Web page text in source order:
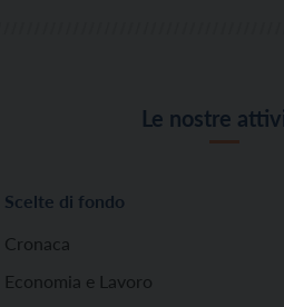
Le nostre
Scelte di fondo
Cronaca
Economia e Lavoro